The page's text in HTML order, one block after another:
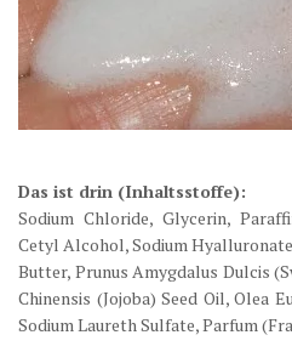
Das ist drin (Inhaltsstoffe):
Sodium Chloride, Glycerin,
Cetyl Alcohol, Sodium
Butter, Prunus Amygdalus Dulcis
Chinensis (Jojoba) Seed Oil, Olea
Sodium Laureth Sulfate, Parfum